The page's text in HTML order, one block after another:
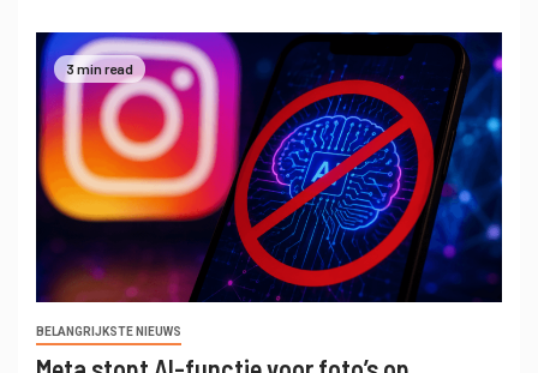
3 min read
BELANGRIJKSTE NIEUWS